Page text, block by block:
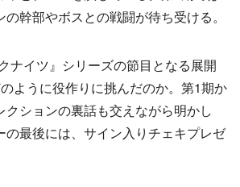
幹部やボスとの戦闘が待ち受ける。
ナイツ』シリーズの節目となる展開
ように役作りに挑んだのか。第1期か
クションの裏話も交えながら明かし
の最後には、サイン入りチェキプレゼ